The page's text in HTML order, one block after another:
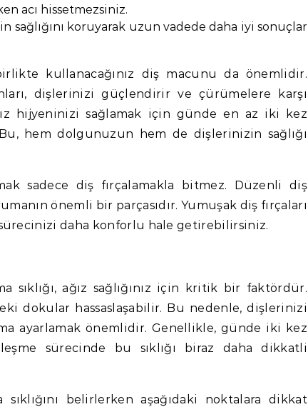
acı hissetmezsiniz.
sağlığını koruyarak uzun vadede daha iyi sonuçlar
kullanacağınız diş macunu da önemlidir.
dişlerinizi güçlendirir ve çürümelere karşı
hijyeninizi sağlamak için günde en az iki kez
hem dolgunuzun hem de dişlerinizin sağlığı
sadece diş fırçalamakla bitmez. Düzenli diş
önemli bir parçasıdır. Yumuşak diş fırçaları
daha konforlu hale getirebilirsiniz.
sıklığı, ağız sağlığınız için kritik bir faktördür.
dokular hassaslaşabilir. Bu nedenle, dişlerinizi
ayarlamak önemlidir. Genellikle, günde iki kez
sürecinde bu sıklığı biraz daha dikkatli
sıklığını belirlerken aşağıdaki noktalara dikkat